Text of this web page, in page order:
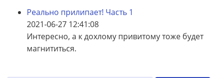
Реально прилипает! Часть 1
2021-06-27 12:41:08
Интересно, а к дохлому привитому тоже будет
магнититься.